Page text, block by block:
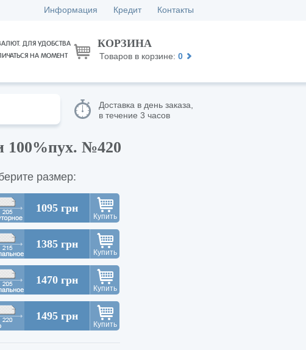
ДЛЯ УДОБСТВА
НА МОМЕНТ
Информация Кредит Контакты
КОРЗИНА
Товаров в корзине: 0
Доставка в день заказа,
в течение 3 часов
100%пух. №420
размер:
1095 грн
Купить
1385 грн
Купить
1470 грн
Купить
1495 грн
Купить